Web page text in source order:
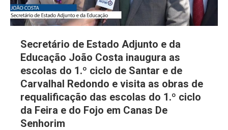
Secretário de Estado Adjunto e da
Educação João Costa inaugura as
escolas do 1.º ciclo de Santar e de
Carvalhal Redondo e visita as obras de
requalificação das escolas do 1.º ciclo
da Feira e do Fojo em Canas De
Senhorim